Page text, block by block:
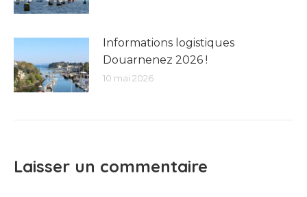
Informations logistiques
Douarnenez 2026 !
10 mai 2026
Laisser un commentaire